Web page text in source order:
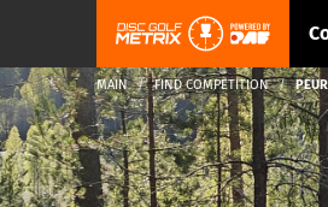
MAIN FIND COMPETITION